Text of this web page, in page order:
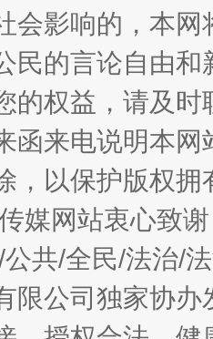
等你上场
县开幕 规模
会影响的，本
民的言论自由
的权益，请及
函来电说明本
，以保护版权
媒网站衷心致
共/全民/法治/
限公司独家协